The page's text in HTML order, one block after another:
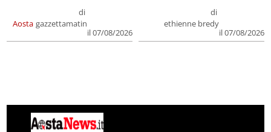
Aosta
di
gazzettamatin
il 07/08/2026
di
ethienne bredy
il 07/08/2026